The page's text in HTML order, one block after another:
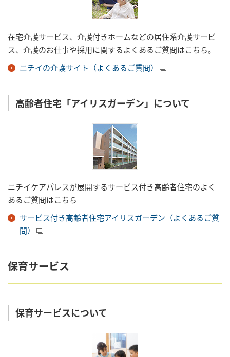
在宅介護サービス、介護付きホームなどの居住系介護サービ
ス、介護のお仕事や採用に関するよくあるご質問はこちら。
ニチイの介護サイト（よくあるご質問）
高齢者住宅「アイリスガーデン」について
ニチイケアパレスが展開するサービス付き高齢者住宅のよく
あるご質問はこちら
サービス付き高齢者住宅アイリスガーデン（よくあるご質
問）
保育サービス
保育サービスについて